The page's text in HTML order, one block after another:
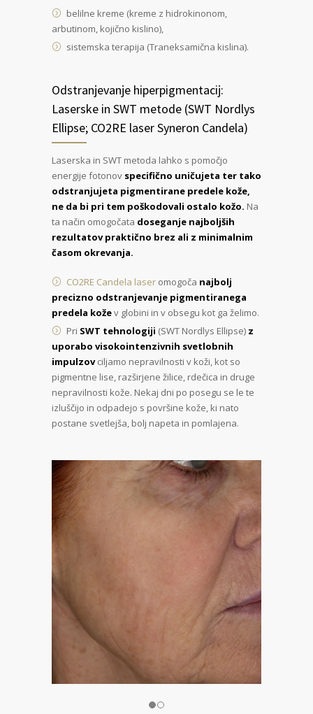
belilne kreme (kreme z hidrokinonom,
arbutinom, kojično kislino),
sistemska terapija (Traneksamična kislina).
Odstranjevanje hiperpigmentacij:
Laserske in SWT metode (SWT Nordlys
Ellipse; CO2RE laser Syneron Candela)
Laserska in SWT metoda lahko s pomočjo
energije fotonov specifično uničujeta ter tako
odstranjujeta pigmentirane predele kože,
ne da bi pri tem poškodovali ostalo kožo. Na
ta način omogočata doseganje najboljših
rezultatov praktično brez ali z minimalnim
časom okrevanja.
CO2RE Candela laser omogoča najbolj
precizno odstranjevanje pigmentiranega
predela kožev globini in v obsegu kot ga želimo.
Pri SWT tehnologiji (SWT Nordlys Ellipse) z
uporabo visokointenzivnih svetlobnih
impulzovciljamo nepravilnosti v koži, kot so
pigmentne lise, razširjene žilice, rdečica in druge
nepravilnosti kože. Nekaj dni po posegu se le te
izluščijo in odpadejo s površine kože, ki nato
postane svetlejša, bolj napeta in pomlajena.